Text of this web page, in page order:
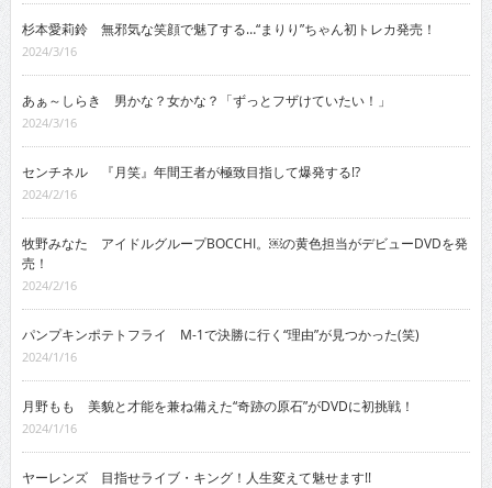
杉本愛莉鈴 無邪気な笑顔で魅了する…“まりり”ちゃん初トレカ発売！
2024/3/16
あぁ～しらき 男かな？女かな？「ずっとフザけていたい！」
2024/3/16
センチネル 『月笑』年間王者が極致目指して爆発する!?
2024/2/16
牧野みなた アイドルグループBOCCHI。￼の黄色担当がデビューDVDを発
売！
2024/2/16
パンプキンポテトフライ M-1で決勝に行く“理由”が見つかった(笑)
2024/1/16
月野もも 美貌と才能を兼ね備えた“奇跡の原石”がDVDに初挑戦！
2024/1/16
ヤーレンズ 目指せライブ・キング！人生変えて魅せます!!